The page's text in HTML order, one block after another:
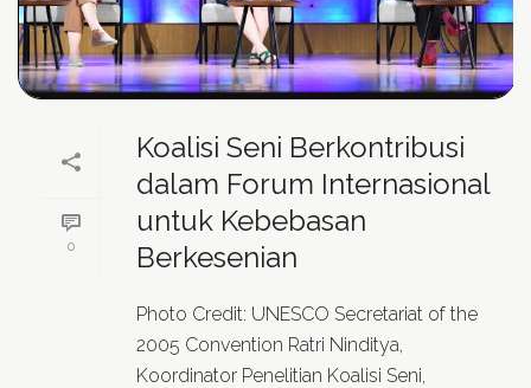
0
Koalisi Seni Berkontribusi
dalam Forum Internasional
untuk Kebebasan
Berkesenian
Photo Credit: UNESCO Secretariat of the
2005 Convention Ratri Ninditya,
Koordinator Penelitian Koalisi Seni,